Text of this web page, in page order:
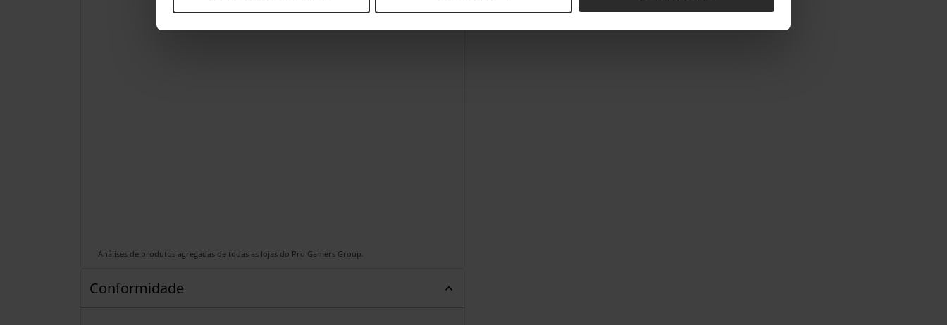
Análises de produtos agregadas de todas as lojas do Pro Gamers Group.
Conformidade